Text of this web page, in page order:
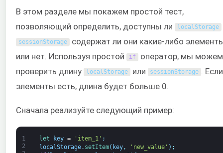
В этом разделе мы покажем простой тест,
позволяющий определить, доступны ли
localStorage
sessionStorage содержат ли они какие-либо
или нет. Используя простой
if оператор, мы можем
проверить длину
localStorage или sessionStorage
. Если
элементы есть, длина будет больше 0.
Сначала реализуйте следующий пример:
1
2
let key = 'item_1' ;
localStorage. setItem( key, 'new_value' ) ;